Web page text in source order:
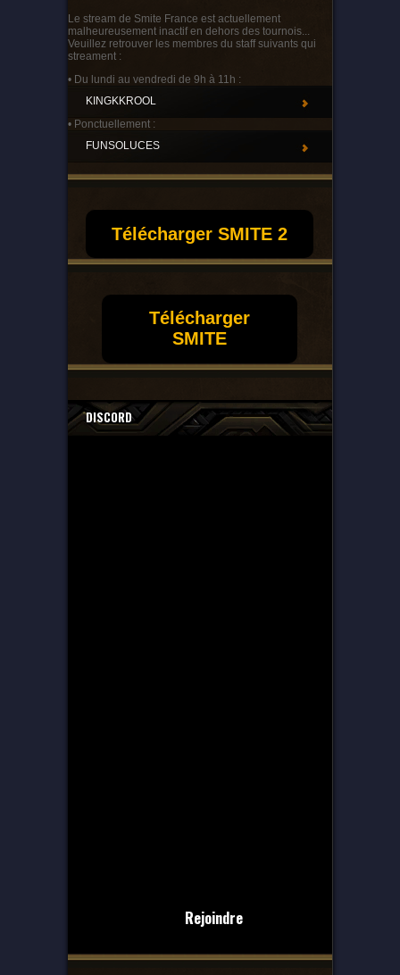
Le stream de Smite France est actuellement
malheureusement inactif en dehors des tournois...
Veuillez retrouver les membres du staff suivants qui
streament :
• Du lundi au vendredi de 9h à 11h :
KINGKKROOL
• Ponctuellement :
FUNSOLUCES
Télécharger SMITE 2
Télécharger
SMITE
DISCORD
Rejoindre